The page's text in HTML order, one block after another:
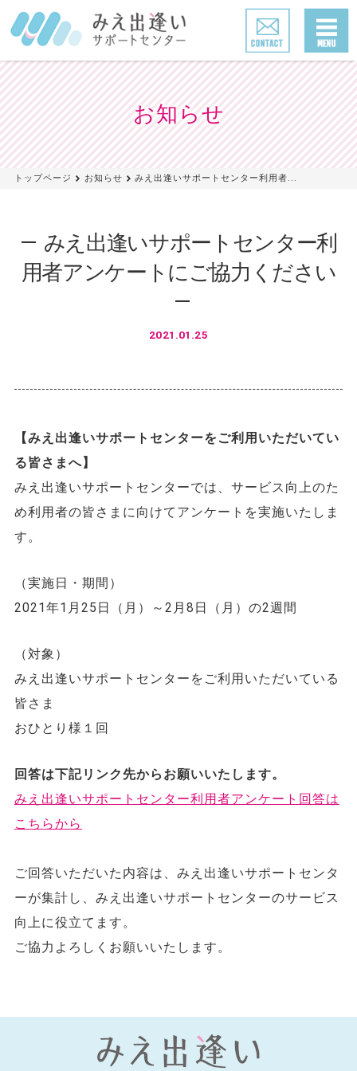
お知らせ
トップページ お知らせ みえ出逢いサポートセンター利用者...
みえ出逢いサポートセンター利
用者アンケートにご協力ください
2021.01.25
【みえ出逢いサポートセンターをご利用いただいてい
る皆さまへ】
みえ出逢いサポートセンターでは、サービス向上のた
め利用者の皆さまに向けてアンケートを実施いたしま
す。
（実施日・期間）
2021年1月25日（月）～2月8日（月）の2週間
（対象）
みえ出逢いサポートセンターをご利用いただいている
皆さま
おひとり様１回
回答は下記リンク先からお願いいたします。
みえ出逢いサポートセンター利用者アンケート回答は
こちらから
ご回答いただいた内容は、みえ出逢いサポートセンタ
ーが集計し、みえ出逢いサポートセンターのサービス
向上に役立てます。
ご協力よろしくお願いいたします。